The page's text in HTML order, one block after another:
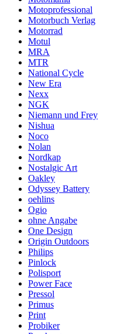
Motoprofessional
Motorbuch Verlag
Motorrad
Motul
MRA
MTR
National Cycle
New Era
Nexx
NGK
Niemann und Frey
Nishua
Noco
Nolan
Nordkap
Nostalgic Art
Oakley
Odyssey Battery
oehlins
Ogio
ohne Angabe
One Design
Origin Outdoors
Philips
Pinlock
Polisport
Power Face
Pressol
Primus
Print
Probiker